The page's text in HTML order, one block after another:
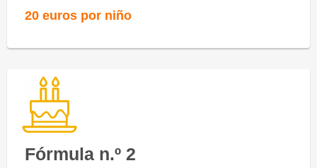
20 euros por niño
Fórmula n.º 2